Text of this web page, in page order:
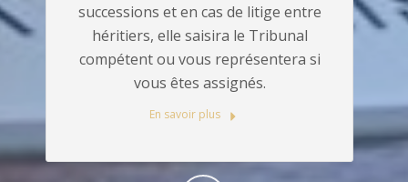
successions et en cas de litige entre
héritiers, elle saisira le Tribunal
compétent ou vous représentera si
vous êtes assignés.
En savoir plus